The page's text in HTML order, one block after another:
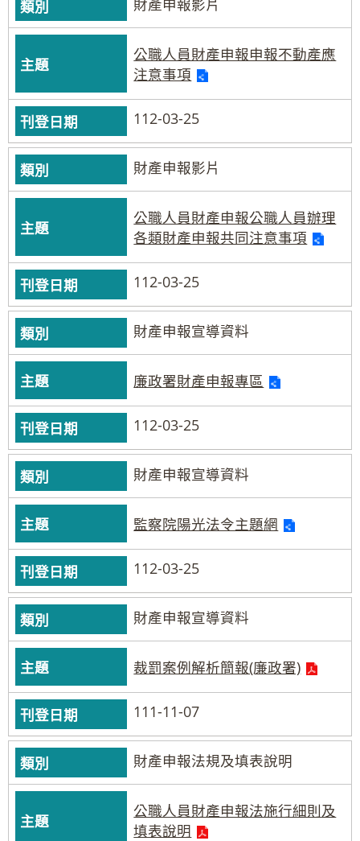
財產申報影片
公職人員財產申報申報不動產應
注意事項
112-03-25
財產申報影片
公職人員財產申報公職人員辦理
各類財產申報共同注意事項
112-03-25
財產申報宣導資料
廉政署財產申報專區
112-03-25
財產申報宣導資料
監察院陽光法令主題網
112-03-25
財產申報宣導資料
裁罰案例解析簡報(廉政署)
111-11-07
財產申報法規及填表說明
公職人員財產申報法施行細則及
填表說明